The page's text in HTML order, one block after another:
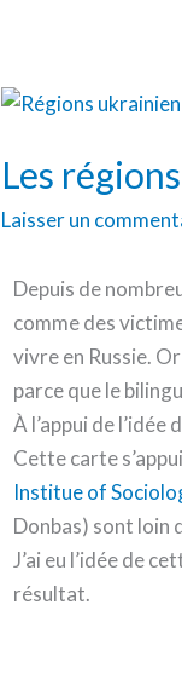
Les
Laisser un
Depuis de
comme des
vivre en Russie.
parce que le
À l’appui de
Cette carte
Institue of
Donbas) sont loin
J’ai eu l’idée de
résultat.
Les
ukrainiennes
favorables
à
rattachement
Russie